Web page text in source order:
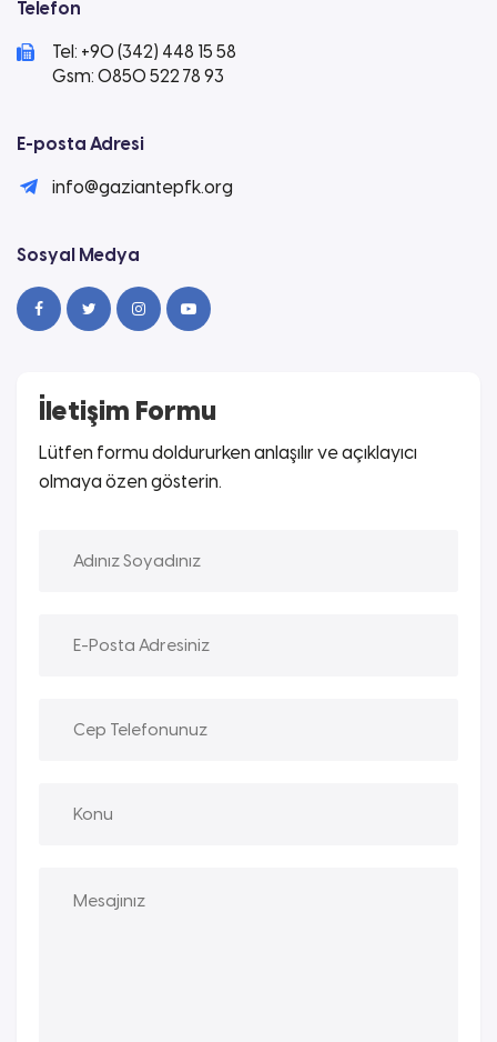
Telefon
Tel: +90 (342) 448 15 58
Gsm: 0850 522 78 93
E-posta Adresi
info@gaziantepfk.org
Sosyal Medya
İletişim Formu
Lütfen formu doldururken anlaşılır ve açıklayıcı
olmaya özen gösterin.